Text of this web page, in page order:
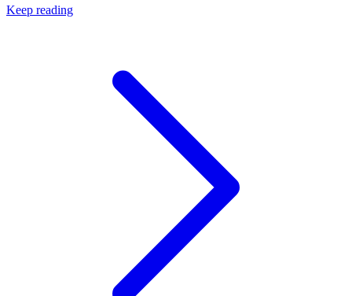
Keep reading